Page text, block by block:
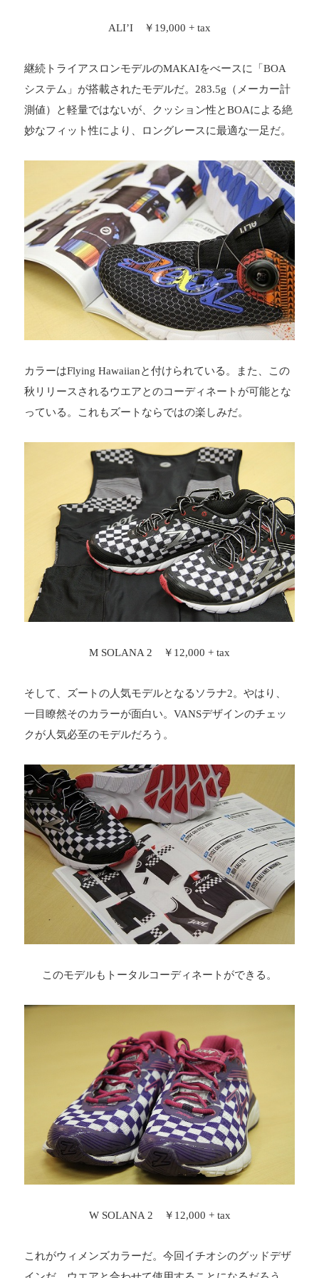
ALI’I ￥19,000 + tax
継続トライアスロンモデルのMAKAIをべースに「BOA
システム」が搭載されたモデルだ。283.5g（メーカー計
測値）と軽量ではないが、クッション性とBOAによる絶
妙なフィット性により、ロングレースに最適な一足だ。
カラーはFlying Hawaiianと付けられている。また、この
秋リリースされるウエアとのコーディネートが可能とな
っている。これもズートならではの楽しみだ。
M SOLANA 2 ￥12,000 + tax
そして、ズートの人気モデルとなるソラナ2。やはり、
一目瞭然そのカラーが面白い。VANSデザインのチェッ
クが人気必至のモデルだろう。
このモデルもトータルコーディネートができる。
W SOLANA 2 ￥12,000 + tax
これがウィメンズカラーだ。今回イチオシのグッドデザ